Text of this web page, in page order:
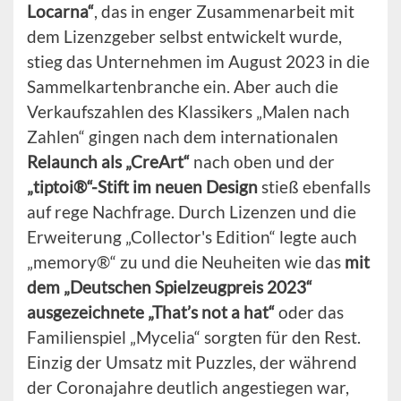
Locarna“, das in enger Zusammenarbeit mit
dem Lizenzgeber selbst entwickelt wurde,
stieg das Unternehmen im August 2023 in die
Sammelkartenbranche ein. Aber auch die
Verkaufszahlen des Klassikers „Malen nach
Zahlen“ gingen nach dem internationalen
Relaunch als „CreArt“ nach oben und der
„tiptoi®“-Stift im neuen Designstieß ebenfalls
auf rege Nachfrage. Durch Lizenzen und die
Erweiterung „Collector's Edition“ legte auch
„memory®“ zu und die Neuheiten wie das mit
dem „Deutschen Spielzeugpreis 2023“
ausgezeichnete „That’s not a hat“oder das
Familienspiel „Mycelia“ sorgten für den Rest.
Einzig der Umsatz mit Puzzles, der während
der Coronajahre deutlich angestiegen war,